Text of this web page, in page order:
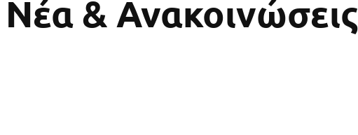
Νέα & Ανακοινώσεις